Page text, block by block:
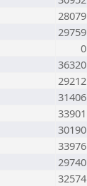
28079
29759
0
36320
29212
31406
33901
30190
33976
29740
32574